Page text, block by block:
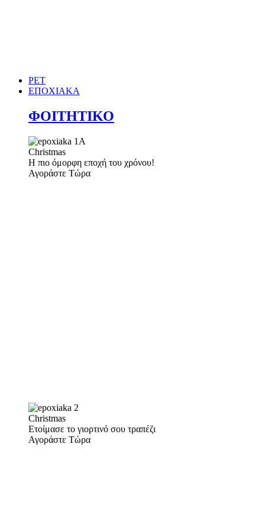
PET
ΕΠΟΧΙΑΚΑ
ΦΟΙΤΗΤΙΚΟ
Christmas
Η πιο όμορφη εποχή του χρόνου!
Αγοράστε Τώρα
Christmas
Ετοίμασε το γιορτινό σου τραπέζι
Αγοράστε Τώρα